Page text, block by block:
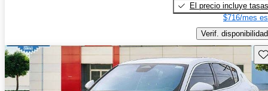
El precio incluye tasas
$716/mes
Verif. disponibilidad